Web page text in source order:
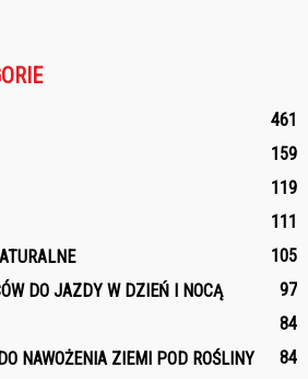
461
159
119
111
105
DO JAZDY W DZIEŃ I NOCĄ
97
84
NAWOŻENIA ZIEMI POD ROŚLINY
84